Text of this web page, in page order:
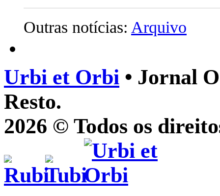
Outras notícias: Arquivo
Urbi et Orbi • Jornal
Resto.
2026 © Todos os